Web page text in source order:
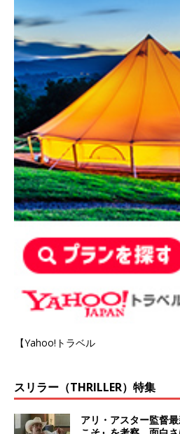
【Yahoo!トラベル
スリラー（THRILLER）特集
アリ・アスター監督